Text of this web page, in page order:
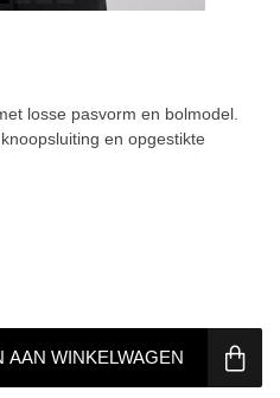
losse pasvorm en bolmodel.
en opgestikte
AAN WINKELWAGEN